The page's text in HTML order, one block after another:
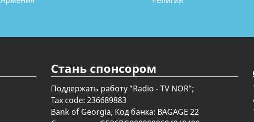
Стань спонсором
Поддержать работу "Radio - TV NOR";
Tax code: 236689883
Bank of Georgia, Код банка: BAGAGE 22